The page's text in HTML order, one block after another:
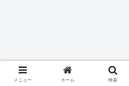
メニュー ホーム 検索